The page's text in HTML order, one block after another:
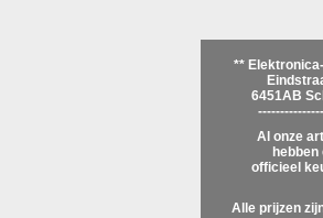
**
6451AB
Al onze
hebben
officieel
Alle prijzen